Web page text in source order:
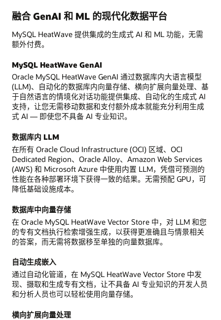
融合 GenAI 和 ML 的现代化数据平台
MySQL HeatWave 提供集成的生成式 AI 和 ML 功能，无需
额外付费。
MySQL HeatWave GenAI
Oracle MySQL HeatWave GenAI 通过数据库内大语言模型
(LLM)、自动化的数据库内向量存储、横向扩展向量处理、基
于自然语言的情境化对话功能提供集成、自动化的生成式 AI
支持，让您无需移动数据和支付额外成本就能充分利用生成
式 AI — 即使您不具备 AI 专业知识。
数据库内 LLM
在所有 Oracle Cloud Infrastructure (OCI) 区域、OCI
Dedicated Region、Oracle Alloy、Amazon Web Services
(AWS) 和 Microsoft Azure 中使用内置 LLM，凭借可预测的
性能在各种部署环境下获得一致的结果。无需预配 GPU，可
降低基础设施成本。
数据库中向量存储
在 Oracle MySQL HeatWave Vector Store 中，对 LLM 和您
的专有文档执行检索增强生成，以获得更准确且与情景相关
的答案，而无需将数据移至单独的向量数据库。
自动生成嵌入
通过自动化管道，在 MySQL HeatWave Vector Store 中发
现、摄取和生成专有文档，让不具备 AI 专业知识的开发人员
和分析人员也可以轻松使用向量存储。
横向扩展向量处理